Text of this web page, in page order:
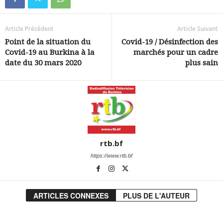
Article Précédent
Point de la situation du
Covid-19 au Burkina à la
date du 30 mars 2020
Article Suivant
Covid-19 / Désinfection des
marchés pour un cadre
plus sain
rtb.bf
https://www.rtb.bf
ARTICLES CONNEXES PLUS DE L'AUTEUR